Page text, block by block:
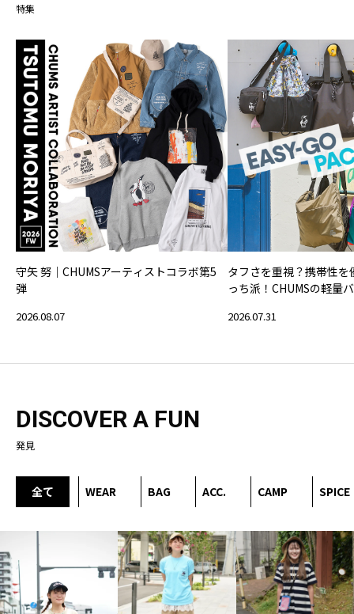
特集
守矢 努｜CHUMSアーティストコラボ第5
弾
2026.08.07
タフさを重視？携帯性
っち派！CHUMSの軽量
2026.07.31
DISCOVER A FUN
発見
全て WEAR BAG ACC. CAMP SPICE